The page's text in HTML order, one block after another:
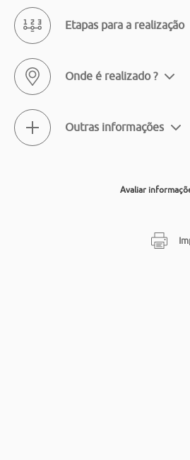
Etapas para a realização
Onde é realizado ?
Outras informações
Avaliar